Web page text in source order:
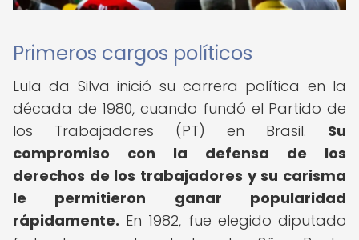
Primeros cargos políticos
Lula da Silva inició su carrera política en la
década de 1980, cuando fundó el Partido de
los Trabajadores (PT) en Brasil. Su
compromiso con la defensa de los
derechos de los trabajadores y su carisma
le permitieron ganar popularidad
rápidamente. En 1982, fue elegido diputado